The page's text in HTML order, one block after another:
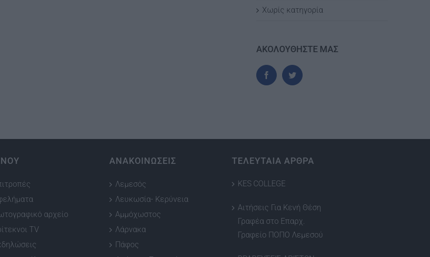
Χωρίς κατηγορία
ΑΚΟΛΟΥΘΗΣΤΕ ΜΑΣ
αρχείο
TV
ΑΝΑΚΟΙΝΩΣΕΙΣ
Λεμεσός
Λευκωσία- Κερύνεια
Αμμόχωστος
Λάρνακα
Πάφος
ΤΕΛΕΥΤΑΙΑ ΑΡΘΡΑ
KES COLLEGE
Αιτήσεις Για Κενή Θέση
Γραφέα στο Επαρχ.
Γραφείο ΠΟΠΟ Λεμεσού